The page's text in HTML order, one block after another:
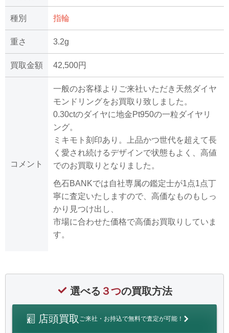
種別 指輪
重さ 3.2g
買取金額 42,500円
コメント
一般のお客様よりご来社いただき天然ダイヤ
モンドリングをお買取り致しました。
0.30ctのダイヤに地金Pt950の一粒ダイヤリ
ング。
ミキモト刻印あり。上品かつ世代を超えて長
く愛され続けるデザインで状態もよく、高値
でのお買取りとなりました。
色石BANKでは自社専属の鑑定士が1点1点丁
寧に査定いたしますので、高価なものもしっ
かり見つけ出し、
市場に合わせた価格で高価お買取りしていま
す。
選べる ３つの買取方法
店頭買取 ご来社・お持込で無料で査定が可能！